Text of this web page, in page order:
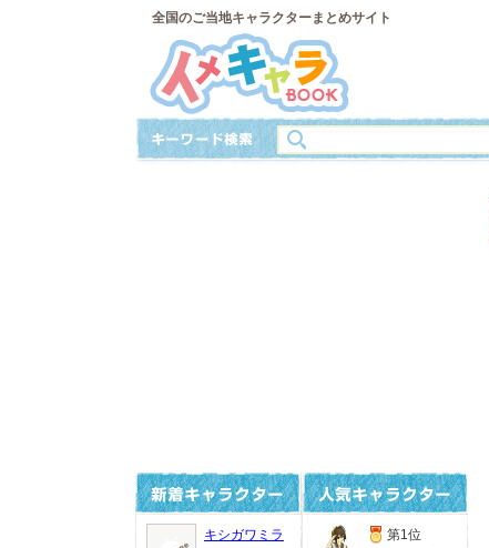
全国のご当地キャラクターまとめサイト
キシガワミラ
第1位